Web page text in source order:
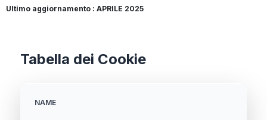
Ultimo aggiornamento : APRILE 2025
Tabella dei Cookie
NAME